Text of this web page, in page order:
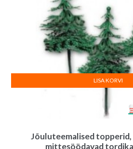
Jõuluteemalised topperid,
mittesöödavad
LISA KORVI